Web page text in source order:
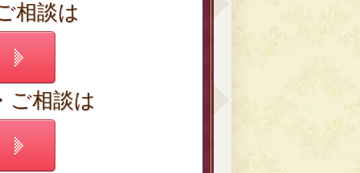
相談は
ご相談は